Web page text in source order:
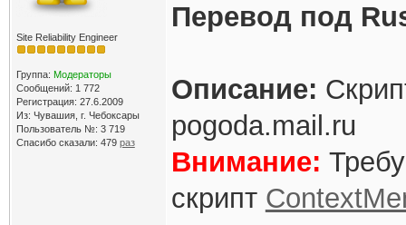
Site Reliability Engineer
Группа: Модераторы
Сообщений: 1 772
Регистрация: 27.6.2009
Из: Чувашия, г. Чебоксары
Пользователь №: 3 719
Спасибо сказали: 479 раз
Перевод под
Описание:
pogoda.mail.ru
Внимание:
скрипт